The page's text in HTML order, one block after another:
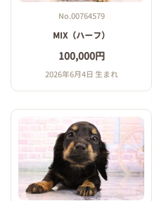
No.00764579
MIX（ハーフ）
100,000円
2026年6月4日 生まれ